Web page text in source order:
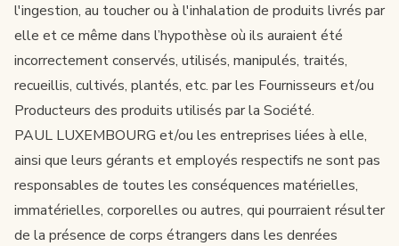
l'ingestion, au toucher ou à l'inhalation de produits livrés par
elle et ce même dans l’hypothèse où ils auraient été
incorrectement conservés, utilisés, manipulés, traités,
recueillis, cultivés, plantés, etc. par les Fournisseurs et/ou
Producteurs des produits utilisés par la Société.
PAUL LUXEMBOURG et/ou les entreprises liées à elle,
ainsi que leurs gérants et employés respectifs ne sont pas
responsables de toutes les conséquences matérielles,
immatérielles, corporelles ou autres, qui pourraient résulter
de la présence de corps étrangers dans les denrées